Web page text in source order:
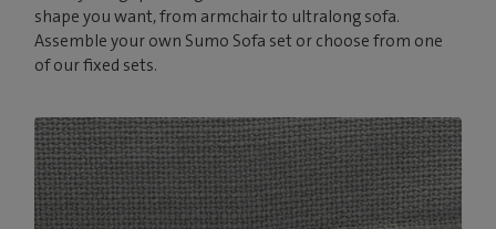
shape you want, from armchair to ultralong sofa.
Assemble your own Sumo Sofa set or choose from one
of our fixed sets.